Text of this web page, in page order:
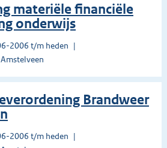
materiële financiële
onderwijs
2006 t/m heden
Brandweer
2006 t/m heden